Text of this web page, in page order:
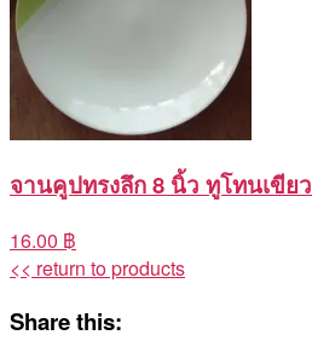
จานคูปทรงลึก 8 นิ้ว ทูโทนเขียว
16.00 ฿
<< return to products
Share this: